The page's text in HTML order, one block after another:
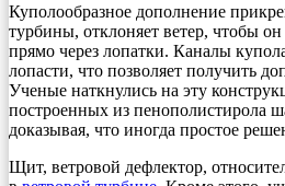
Куполообразное дополнение
турбины, отклоняет ветер, чтобы
прямо через лопатки. Каналы
лопасти, что позволяет получить
Ученые наткнулись на эту
построенных из пенополистирола
доказывая, что иногда простое
Щит, ветровой дефлектор,